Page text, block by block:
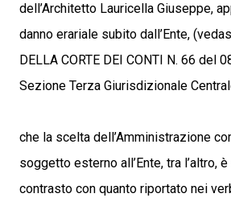
dell’Architetto Lauricella Giuseppe,
danno erariale subito dall’Ente,
DELLA CORTE DEI CONTI N. 66 del
Sezione Terza Giurisdizionale
che la scelta dell’Amministrazione
soggetto esterno all’Ente, tra l’altro,
contrasto con quanto riportato nei